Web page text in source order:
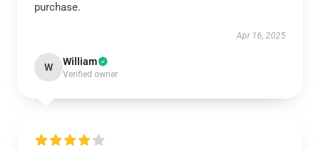
purchase.
Apr 16, 2025
W William
Verified owner